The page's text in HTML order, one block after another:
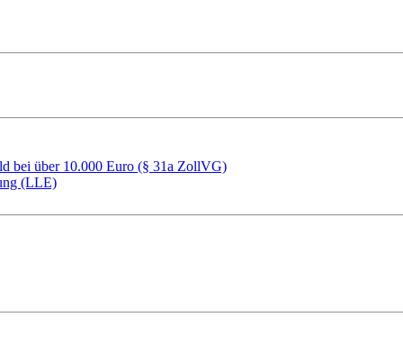
bei über 10.000 Euro (§ 31a ZollVG)
(LLE)